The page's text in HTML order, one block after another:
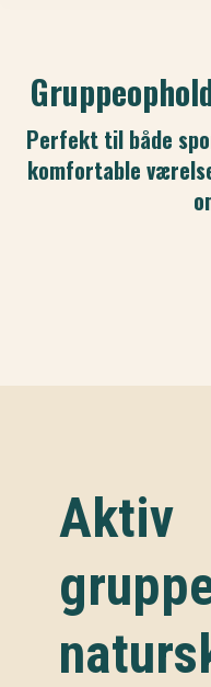
Perfekt til både
komfortable
Aktiv